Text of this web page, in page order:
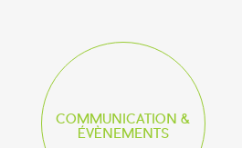
COMMUNICATION &
ÉVÈNEMENTS